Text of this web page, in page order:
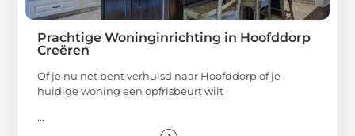
Prachtige Woninginrichting in Hoofddorp
Creëren
Of je nu net bent verhuisd naar Hoofddorp of je
huidige woning een opfrisbeurt wilt
...